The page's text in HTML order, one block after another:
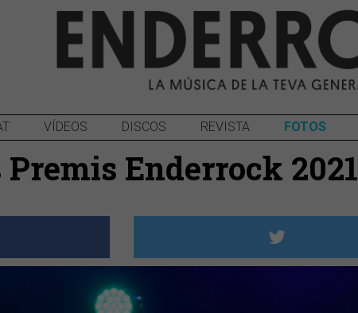
VÍDEOS DISCOS REVISTA FOTOS
Enderrock 2021